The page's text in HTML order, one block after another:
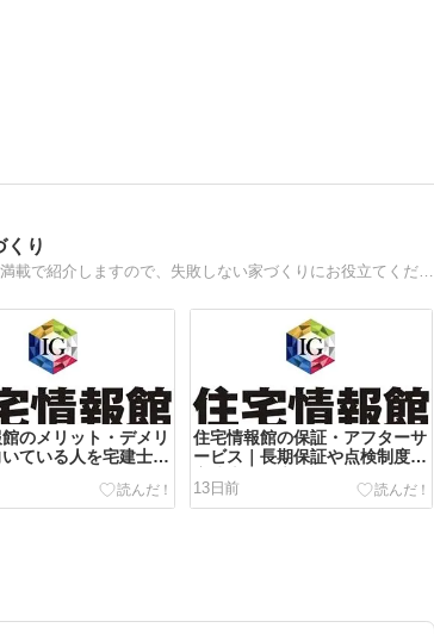
くり
注文住宅を中心に、マイホーム購入の流れを実体験を元に紹介します。情報満載で紹介しますので、失敗しない家づくりにお役立てください。
のメリット・デメリ
ている人を宅建士が
住宅情報館の保証・アフターサ
ービス｜長期保証や点検制度を
13日前